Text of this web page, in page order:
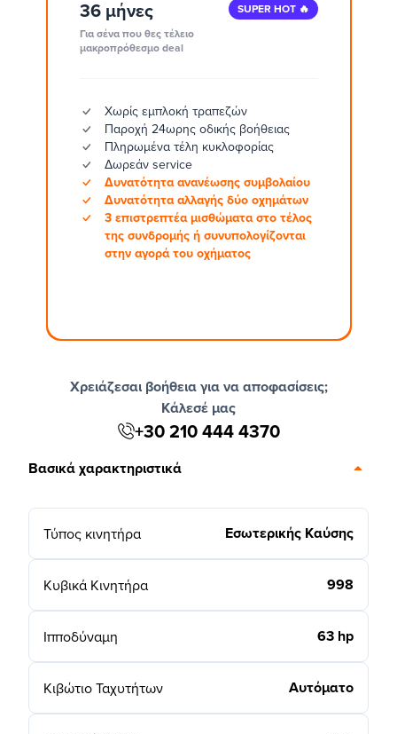
36 μήνες
Για σένα που θες τέλειο
μακροπρόθεσμο deal
SUPER HOT 🔥
Χωρίς εμπλοκή τραπεζών
Παροχή 24ωρης οδικής βοήθειας
Πληρωμένα τέλη κυκλοφορίας
Δωρεάν service
Δυνατότητα ανανέωσης συμβολαίου
Δυνατότητα αλλαγής δύο οχημάτων
3 επιστρεπτέα μισθώματα στο τέλος
της συνδρομής ή συνυπολογίζονται
στην αγορά του οχήματος
Χρειάζεσαι βοήθεια για να αποφασίσεις;
Κάλεσέ μας
+30 210 444 4370
Βασικά χαρακτηριστικά
Τύπος κινητήρα Εσωτερικής Καύσης
Κυβικά Κινητήρα 998
Ιπποδύναμη 63 hp
Κιβώτιο Ταχυτήτων Αυτόματο